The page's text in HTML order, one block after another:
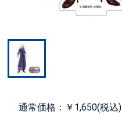
通常価格：￥1,650(税込)